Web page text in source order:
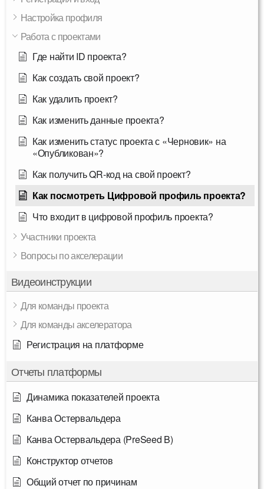
Настройка профиля
Работа с проектами
Где найти ID проекта?
Как создать свой проект?
Как удалить проект?
Как изменить данные проекта?
Как изменить статус проекта с «Черновик» на
«Опубликован»?
Как получить QR-код на свой проект?
Как посмотреть Цифровой профиль проекта?
Что входит в цифровой профиль проекта?
Участники проекта
Вопросы по акселерации
Видеоинструкции
Для команды проекта
Для команды акселератора
Регистрация на платформе
Отчеты платформы
Динамика показателей проекта
Канва Остервальдера
Канва Остервальдера (PreSeed B)
Конструктор отчетов
Общий отчет по причинам